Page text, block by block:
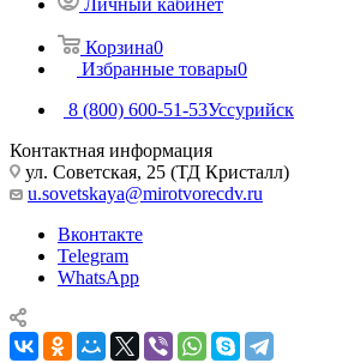
Личный кабинет
Корзина0
Избранные товары0
8 (800) 600-51-53Уссурийск
Контактная информация
ул. Советская, 25 (ТД Кристалл)
u.sovetskaya@mirotvorecdv.ru
Вконтакте
Telegram
WhatsApp